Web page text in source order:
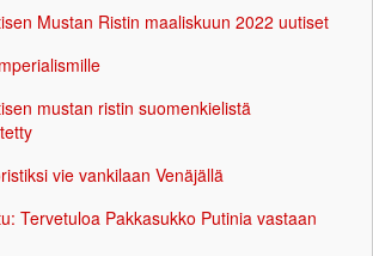
Mustan Ristin maaliskuun 2022 uutiset
mustan ristin suomenkielistä
vie vankilaan Venäjällä
Tervetuloa Pakkasukko Putinia vastaan